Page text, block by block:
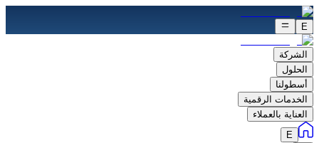
E
الشركة
الحلول
أسطولنا
الخدمات الرقمية
العناية بالعملاء
E